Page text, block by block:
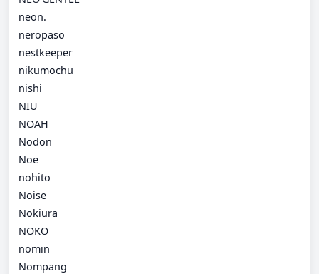
neon.
neropaso
nestkeeper
nikumochu
nishi
NIU
NOAH
Nodon
Noe
nohito
Noise
Nokiura
NOKO
nomin
Nompang